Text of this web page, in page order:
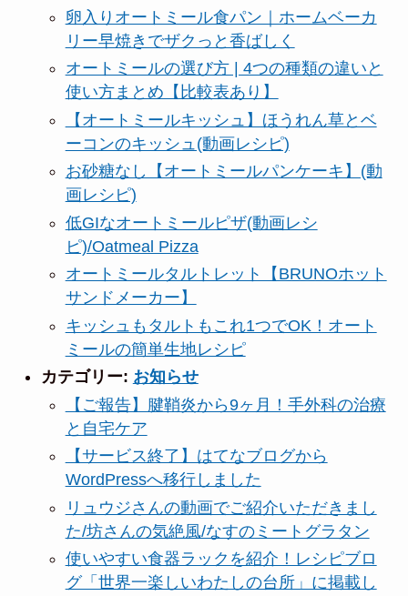
卵入りオートミール食パン｜ホームベーカ
リー早焼きでザクっと香ばしく
オートミールの選び方 | 4つの種類の違いと
使い方まとめ【比較表あり】
【オートミールキッシュ】ほうれん草とベ
ーコンのキッシュ(動画レシピ)
お砂糖なし【オートミールパンケーキ】(動
画レシピ)
低GIなオートミールピザ(動画レシ
ピ)/Oatmeal Pizza
オートミールタルトレット【BRUNOホット
サンドメーカー】
キッシュもタルトもこれ1つでOK！オート
ミールの簡単生地レシピ
カテゴリー: お知らせ
【ご報告】腱鞘炎から9ヶ月！手外科の治療
と自宅ケア
【サービス終了】はてなブログから
WordPressへ移行しました
リュウジさんの動画でご紹介いただきまし
た/坊さんの気絶風/なすのミートグラタン
使いやすい食器ラックを紹介！レシピブロ
グ「世界一楽しいわたしの台所」に掲載し